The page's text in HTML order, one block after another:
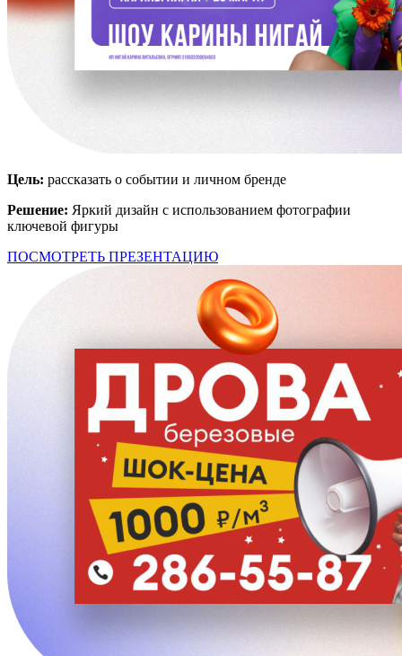
Цель: рассказать о событии и личном бренде
Решение: Яркий дизайн с использованием фотографии
ключевой фигуры
ПОСМОТРЕТЬ ПРЕЗЕНТАЦИЮ